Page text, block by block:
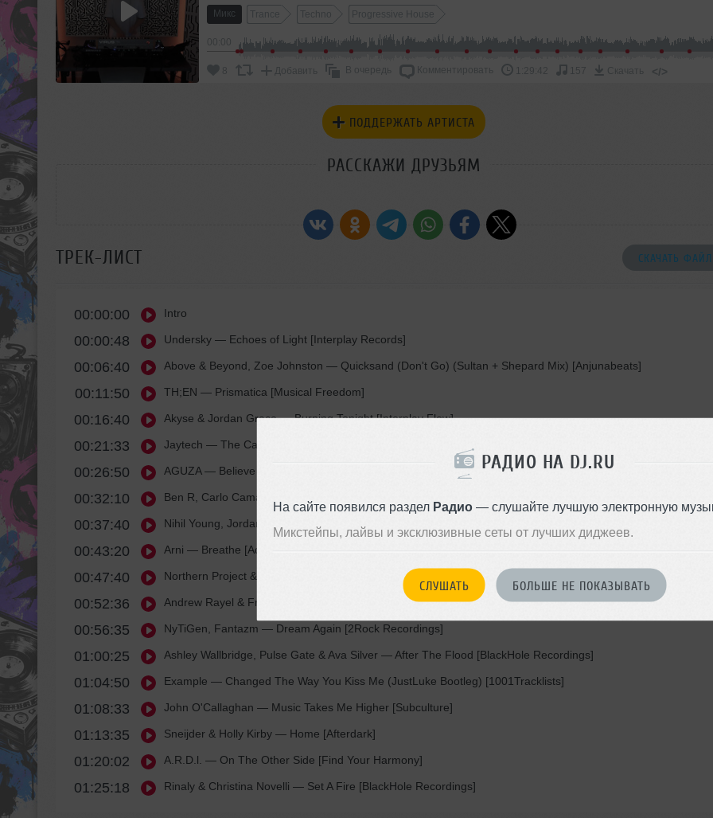
РАДИО НА DJ.RU
На сайте появился раздел Радио— слушайте лучшую электронную
Микстейпы, лайвы и эксклюзивные сеты от лучших диджеев.
СЛУШАТЬ БОЛЬШЕ НЕ ПОКАЗЫВАТЬ
Микс Trance Techno Progressive House
Добавить В очередь Комментировать 1:29:42 157 Скачать </>
ПОДДЕРЖАТЬ АРТИСТА
РАССКАЖИ ДРУЗЬЯМ
ТРЕК-ЛИСТ СКАЧАТЬ ФАЙЛ
00:00:00 Intro
00:00:48 Undersky — Echoes of Light [Interplay Records]
00:06:40 Above & Beyond, Zoe Johnston — Quicksand (Don't Go) (Sultan + Shepard Mix) [Anjunabeats]
00:11:50 TH;EN — Prismatica [Musical Freedom]
00:16:40 Akyse & Jordan Grace— Burning Tonight [Interplay Flow]
00:21:33 Jaytech — The Cave [Enhanced Progressive]
00:26:50 AGUZA— Believe [F.T.F.T Records]
00:32:10 Ben R, Carlo Camargo
00:37:40 Nihil Young, Jordan Arts
00:43:20 Arni — Breathe [Addictive Sounds]
00:47:40 Northern Project & Abbey8k & Sinead McCarthy — Never Meant for Yo [Bemind Records]
00:52:36 Andrew Rayel & Freddie Elmberg & ARISEY — Reverie [Find Your Harmony]
00:56:35 NyTiGen, Fantazm — Dream Again [2Rock Recordings]
01:00:25 Ashley Wallbridge, Pulse Gate & Ava Silver — After The Flood [BlackHole Recordings]
01:04:50 Example — Changed The Way You Kiss Me (JustLuke Bootleg) [1001Tracklists]
01:08:33 John O'Callaghan — Music Takes Me Higher [Subculture]
01:13:35 Sneijder & Holly Kirby — Home [Afterdark]
01:20:02 A.R.D.l. — On The Other Side [Find Your Harmony]
01:25:18 Rinaly & Christina Novelli — Set A Fire [BlackHole Recordings]